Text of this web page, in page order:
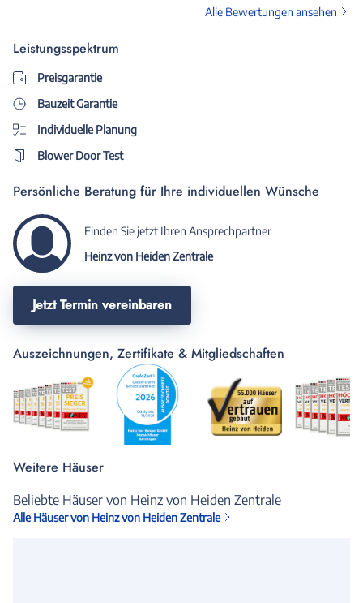
Alle Bewertungen ansehen
Leistungsspektrum
Preisgarantie
Bauzeit Garantie
Individuelle Planung
Blower Door Test
Persönliche Beratung für Ihre individuellen Wünsche
Finden Sie jetzt Ihren Ansprechpartner
Heinz von Heiden Zentrale
Jetzt Termin vereinbaren
Auszeichnungen, Zertifikate & Mitgliedschaften
Weitere Häuser
Beliebte Häuser von Heinz von Heiden Zentrale
Alle Häuser von Heinz von Heiden Zentrale